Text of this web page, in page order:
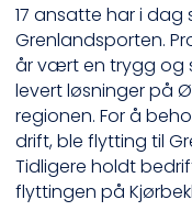
17 ansatte har i dag
Grenlandsporten.
år vært en trygg og
levert løsninger på
regionen. For å
drift, ble flytting til
Tidligere holdt
flyttingen på